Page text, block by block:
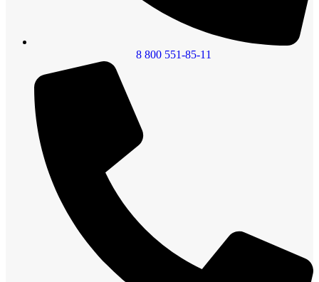
8 800 551-85-11